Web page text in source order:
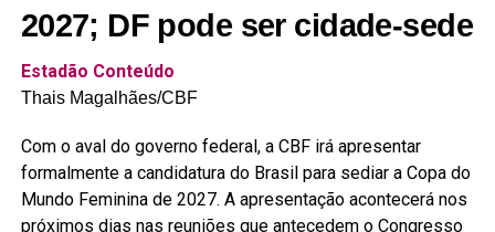
2027; DF pode ser cidade-sede
Estadão Conteúdo
Thais Magalhães/CBF
Com o aval do governo federal, a CBF irá apresentar
formalmente a candidatura do Brasil para sediar a Copa do
Mundo Feminina de 2027. A apresentação acontecerá nos
próximos dias nas reuniões que antecedem o Congresso